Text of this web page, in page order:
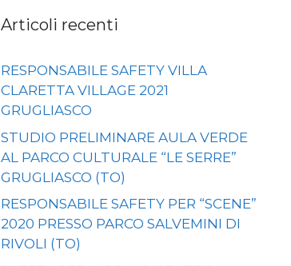
Articoli recenti
RESPONSABILE SAFETY VILLA
CLARETTA VILLAGE 2021
GRUGLIASCO
STUDIO PRELIMINARE AULA VERDE
AL PARCO CULTURALE “LE SERRE”
GRUGLIASCO (TO)
RESPONSABILE SAFETY PER “SCENE”
2020 PRESSO PARCO SALVEMINI DI
RIVOLI (TO)